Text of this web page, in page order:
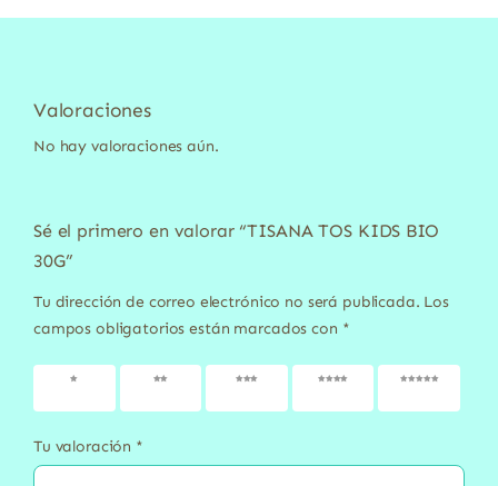
Valoraciones
No hay valoraciones aún.
Sé el primero en valorar “TISANA TOS KIDS BIO
30G”
Tu dirección de correo electrónico no será publicada. Los
campos obligatorios están marcados con *
1 de 5
2 de 5
3 de 5
4 de 5
5 de 5
Tu valoración *